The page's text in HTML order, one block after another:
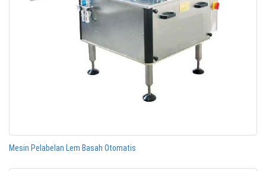
Mesin Pelabelan Lem Basah Otomatis